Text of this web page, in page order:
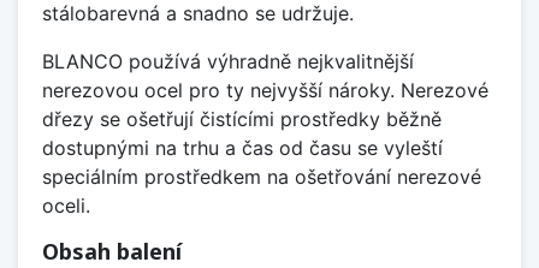
stálobarevná a snadno se udržuje.
BLANCO používá výhradně nejkvalitnější
nerezovou ocel pro ty nejvyšší nároky. Nerezové
dřezy se ošetřují čistícími prostředky běžně
dostupnými na trhu a čas od času se vyleští
speciálním prostředkem na ošetřování nerezové
oceli.
Obsah balení